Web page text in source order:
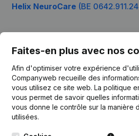
Helix NeuroCare (BE
Faites-en plus avec nos
Afin d'optimiser votre expérience
Companyweb recueille des
vous utilisez ce site web. La politique
vous permet de savoir quelles
vous donne le contrôle sur la manière
utilisées.
Français
Kantorenpark Everest
248D,